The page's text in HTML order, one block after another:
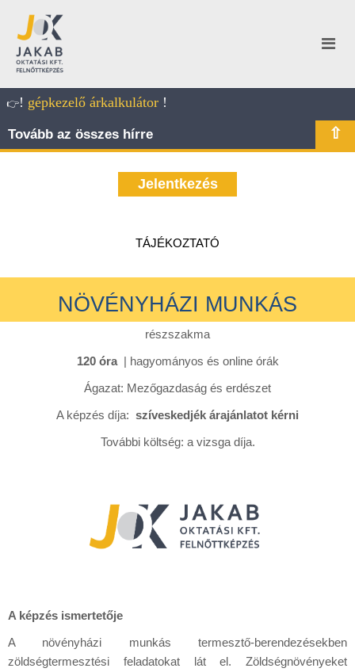
👉! gépkezelő árkalkulátor !
Tovább az összes hírre ⇧
Jelentkezés
TÁJÉKOZTATÓ
NÖVÉNYHÁZI MUNKÁS
részszakma
120 óra| hagyományos és online órák
Ágazat: Mezőgazdaság és erdészet
A képzés díja: szíveskedjék árajánlatot kérni
További költség: a vizsga díja.
A képzés ismertetője
A növényházi munkás termesztő-berendezésekben
zöldségtermesztési feladatokat lát el. Zöldségnövényeket